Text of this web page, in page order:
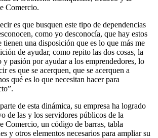
Comercio.
es que busquen este tipo de dependencias
como yo desconocía, que hay estos
una disposición que es lo que más me
de ayudar, como repito las dos cosas, la
y pasión por ayudar a los emprendedores, lo
es que se acerquen, que se acerquen a
qué es lo que necesitan hacer para
de esta dinámica, su empresa ha logrado
de las y los servidores públicos de la
Comercio, un código de barras, tabla
y otros elementos necesarios para ampliar su